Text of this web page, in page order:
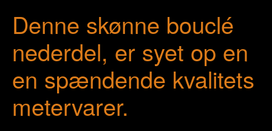
Denne skønne bouclé
nederdel, er syet op en
en spændende kvalitets
metervarer.